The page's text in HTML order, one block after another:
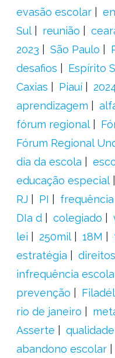
evasão escolar
Sul
reunião
2023
São Paulo
desafios
Espírito
Caxias
Piauí
aprendizagem
fórum regional
Fórum Regional
dia da escola
educação especial
RJ
PI
DIa d
colegiado
lei
250mil 18M
estratégia
direitos
infrequência
prevenção
rio de janeiro
Asserte
qualidade
abandono escolar